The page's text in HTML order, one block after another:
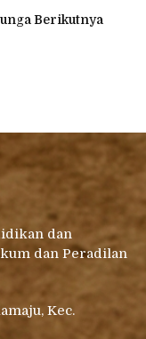
Berikutnya
dan
dan Peradilan
Kec.